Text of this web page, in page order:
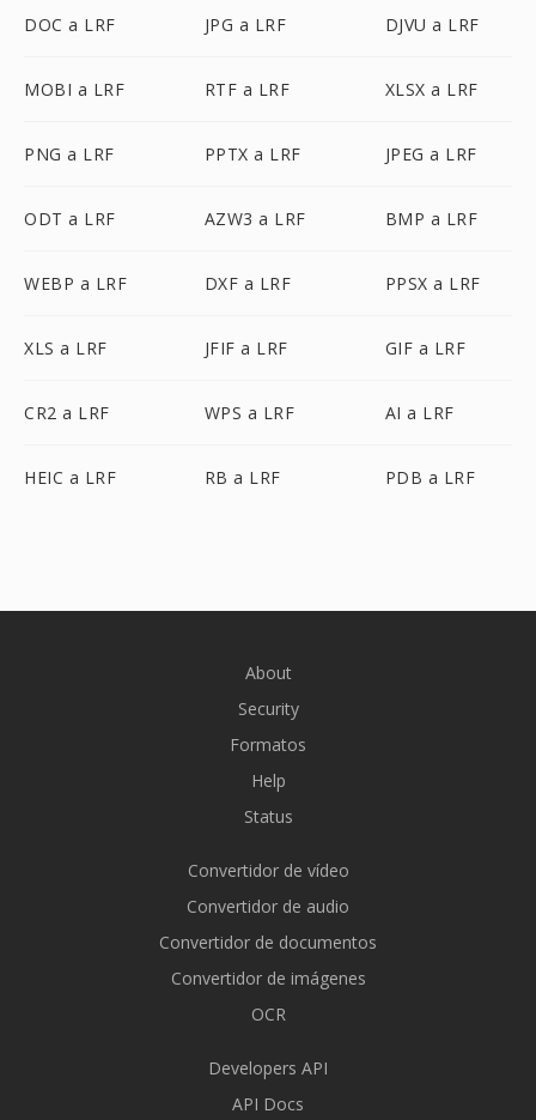
DOC a LRF JPG a LRF DJVU a LRF
MOBI a LRF RTF a LRF XLSX a LRF
PNG a LRF PPTX a LRF JPEG a LRF
ODT a LRF AZW3 a LRF BMP a LRF
WEBP a LRF DXF a LRF PPSX a LRF
XLS a LRF JFIF a LRF GIF a LRF
CR2 a LRF WPS a LRF AI a LRF
HEIC a LRF RB a LRF PDB a LRF
About
Security
Formatos
Help
Status
Convertidor de vídeo
Convertidor de audio
Convertidor de documentos
Convertidor de imágenes
OCR
Developers API
API Docs